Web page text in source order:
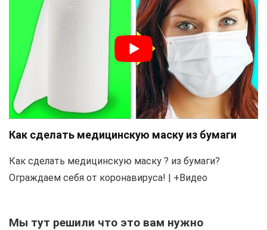
Как сделать медицинскую маску из бумаги
Как сделать медицинскую маску ? из бумаги?
Ограждаем себя от коронавируса! | +Видео
Мы тут решили что это вам нужно